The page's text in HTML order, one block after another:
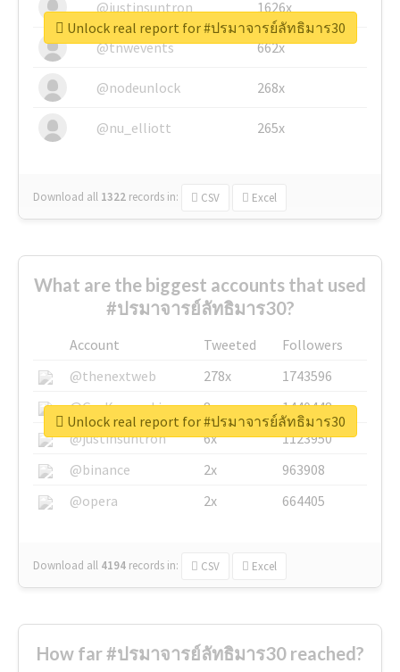
@justinsuntron 1626x
@tnwevents 662x
@nodeunlock 268x
@nu_elliott 265x
Download all 1322 records in: CSV Excel
Unlock real report for #ปรมาจารย์ลัทธิมาร30
What are the biggest accounts that used
#ปรมาจารย์ลัทธิมาร30?
Account Tweeted
Followers
@thenextweb
278x
1743596
@GuyKawasaki
8x
1440448
@justinsuntron
6x
1123950
@binance
2x
963908
@opera
2x 664405
Download all 4194 records in: CSV Excel
Unlock real report for #ปรมาจารย์ลัทธิมาร30
How far #ปรมาจารย์ลัทธิมาร30 reached?